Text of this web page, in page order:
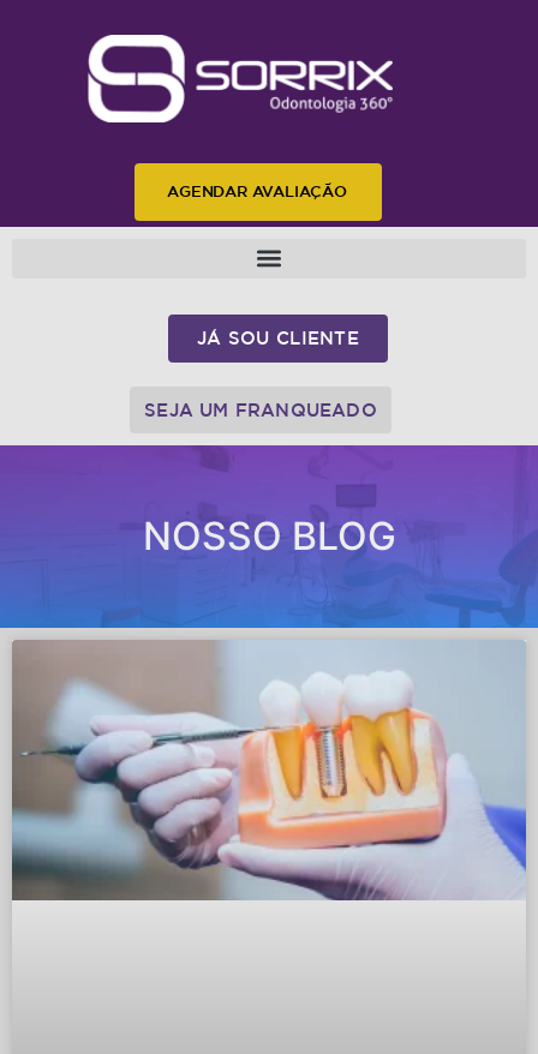
AGENDAR AVALIAÇÃO
JÁ SOU CLIENTE
SEJA UM FRANQUEADO
NOSSO BLOG